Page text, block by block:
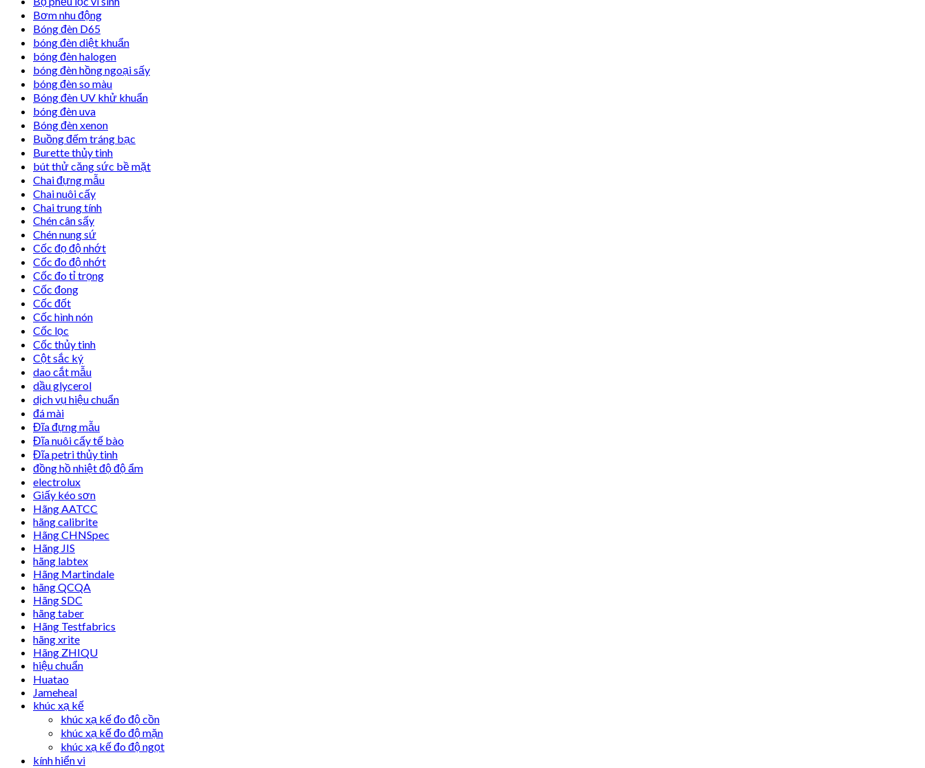
Bơm nhu động
Bóng đèn D65
bóng đèn diệt khuẩn
bóng đèn halogen
bóng đèn hồng ngoại sấy
bóng đèn so màu
Bóng đèn UV khử khuẩn
bóng đèn uva
Bóng đèn xenon
Buồng đếm tráng bạc
Burette thủy tinh
bút thử căng sức bề mặt
Chai đựng mẫu
Chai nuôi cấy
Chai trung tính
Chén cân sấy
Chén nung sứ
Cốc đọ độ nhớt
Cốc đo độ nhớt
Cốc đo tỉ trọng
Cốc đong
Cốc đốt
Cốc hình nón
Cốc lọc
Cốc thủy tinh
Cột sắc ký
dao cắt mẫu
dầu glycerol
dịch vụ hiệu chuẩn
đá mài
Đĩa đựng mẫu
Đĩa nuôi cấy tế bào
Đĩa petri thủy tinh
đồng hồ nhiệt độ độ ẩm
electrolux
Giấy kéo sơn
Hãng AATCC
hãng calibrite
Hãng CHNSpec
Hãng JIS
hãng labtex
Hãng Martindale
hãng QCQA
Hãng SDC
hãng taber
Hãng Testfabrics
hãng xrite
Hãng ZHIQU
hiệu chuẩn
Huatao
Jameheal
khúc xạ kế
khúc xạ kế đo độ cồn
khúc xạ kế đo độ mặn
khúc xạ kế đo độ ngọt
kính hiển vi